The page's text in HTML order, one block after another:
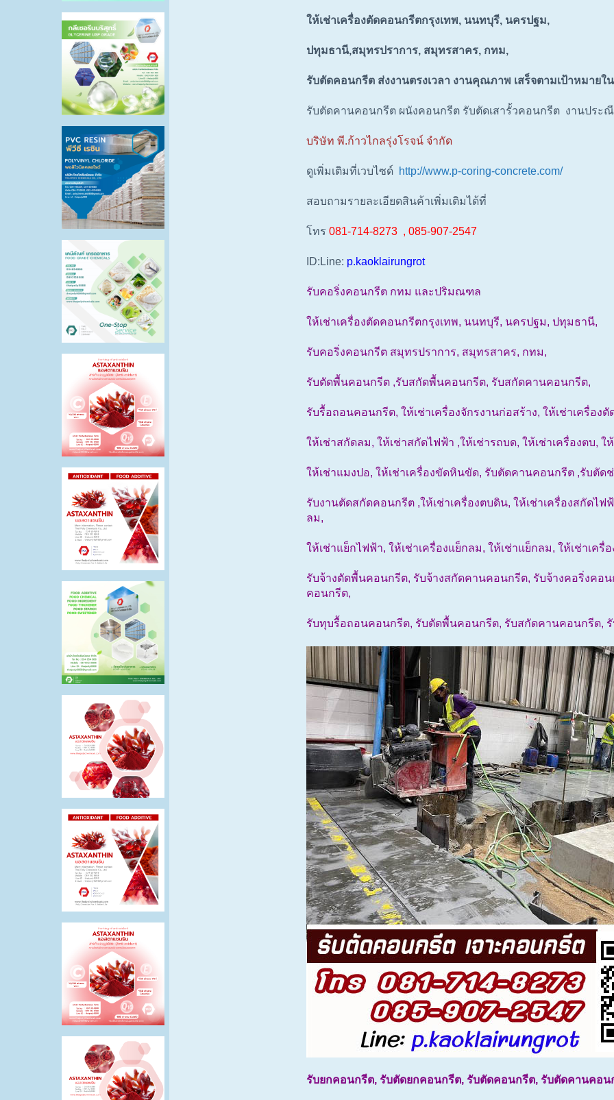
ให้เช่าเครื่องตัดคอนกรีตกรุงเทพ, นนทบุรี, นครปฐม,
ปทุมธานี,สมุทรปราการ, สมุทรสาคร, กทม,
รับตัดคอนกรีต ส่งงานตรงเวลา งานคุณภาพ เสร็จตามเป้าหมายใ
รับตัดคานคอนกรีต ผนังคอนกรีต รับตัดเสารั้วคอนกรีต งานประณี
บริษัท พี.ก้าวไกลรุ่งโรจน์ จำกัด
ดูเพิ่มเติมที่เวบไซด์ http://www.p-coring-concrete.com/
สอบถามรายละเอียดสินค้าเพิ่มเติมได้ที่
โทร 081-714-8273 , 085-907-2547
ID:Line: p.kaoklairungrot
รับคอริ่งคอนกรีต กทม และปริมณฑล
ให้เช่าเครื่องตัดคอนกรีตกรุงเทพ, นนทบุรี, นครปฐม, ปทุมธานี,
รับคอริ่งคอนกรีต สมุทรปราการ, สมุทรสาคร, กทม,
รับตัดพื้นคอนกรีต ,รับสกัดพื้นคอนกรีต, รับสกัดคานคอนกรีต,
รับรื้อถอนคอนกรีต, ให้เช่าเครื่องจักรงานก่อสร้าง, ให้เช่าเครื่อง
ให้เช่าสกัดลม, ให้เช่าสกัดไฟฟ้า ,ให้เช่ารถบด, ให้เช่าเครื่องตบ, ใ
ให้เช่าแมงปอ, ให้เช่าเครื่องขัดหินขัด, รับตัดคานคอนกรีต ,รับตัด
รับงานตัดสกัดคอนกรีต ,ให้เช่าเครื่องตบดิน, ให้เช่าเครื่องสกัดไฟ
ลม,
ให้เช่าแย็กไฟฟ้า, ให้เช่าเครื่องแย็กลม, ให้เช่าแย็กลม, ให้เช่าเครื่
รับจ้างตัดพื้นคอนกรีต, รับจ้างสกัดคานคอนกรีต, รับจ้างคอริ่งคอ
คอนกรีต,
รับทุบรื้อถอนคอนกรีต, รับตัดพื้นคอนกรีต, รับสกัดคานคอนกรีต,
รับยกคอนกรีต, รับตัดยกคอนกรีต, รับตัดคอนกรีต, รับตัดคานคอน